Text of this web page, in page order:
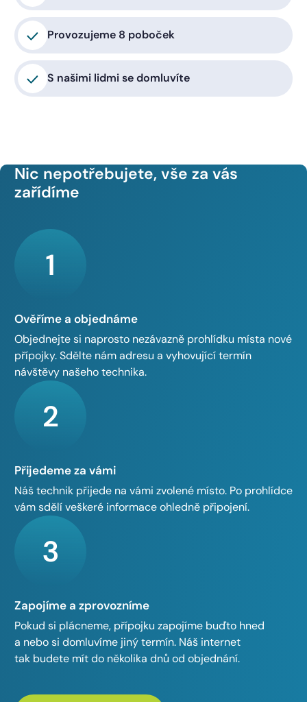
Provozujeme 8 poboček
S našimi lidmi se domluvíte
Nic nepotřebujete, vše za vás
zařídíme
1
Ověříme a objednáme
Objednejte si naprosto nezávazně prohlídku místa nové
přípojky. Sdělte nám adresu a vyhovující termín
návštěvy našeho technika.
2
Přijedeme za vámi
Náš technik přijede na vámi zvolené místo. Po prohlídce
vám sdělí veškeré informace ohledně připojení.
3
Zapojíme a zprovozníme
Pokud si plácneme, přípojku zapojíme buďto hned
a nebo si domluvíme jiný termín. Náš internet
tak budete mít do několika dnů od objednání.